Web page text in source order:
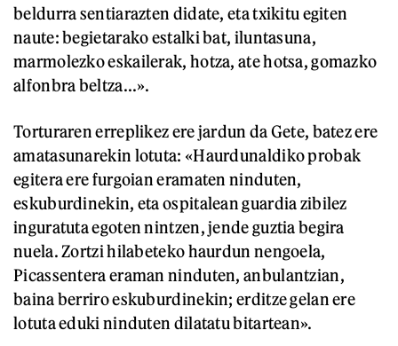
beldurra sentiarazten didate, eta txikitu egiten
naute: begietarako estalki bat, iluntasuna,
marmolezko eskailerak, hotza, ate hotsa, gomazko
alfonbra beltza...».
Torturaren erreplikez ere jardun da Gete, batez ere
amatasunarekin lotuta: «Haurdunaldiko probak
egitera ere furgoian eramaten ninduten,
eskuburdinekin, eta ospitalean guardia zibilez
inguratuta egoten nintzen, jende guztia begira
nuela. Zortzi hilabeteko haurdun nengoela,
Picassentera eraman ninduten, anbulantzian,
baina berriro eskuburdinekin; erditze gelan ere
lotuta eduki ninduten dilatatu bitartean».